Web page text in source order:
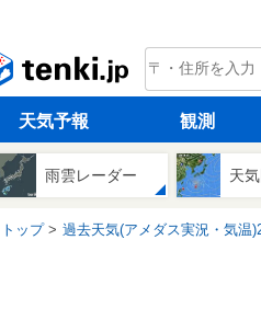
tenki.jp
天気予報 観測
雨雲レーダー 天
トップ 過去天気(アメダス実況・気温